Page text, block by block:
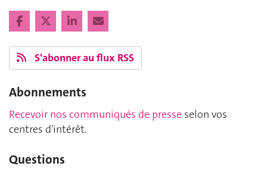
S'abonner au flux RSS
Abonnements
Recevoir nos communiqués de presse selon vos
centres d'intérêt.
Questions